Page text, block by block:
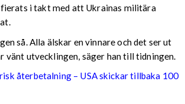
i takt med att Ukrainas militära
så. Alla älskar en vinnare och det ser ut
vänt utvecklingen, säger han till tidningen.
återbetalning – USA skickar tillbaka 100